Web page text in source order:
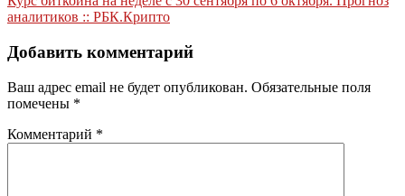
по
аналитиков :: РБК.Крипто
Добавить комментарий
Ваш адрес email не будет опубликован. Обязательные поля
помечены *
Комментарий *